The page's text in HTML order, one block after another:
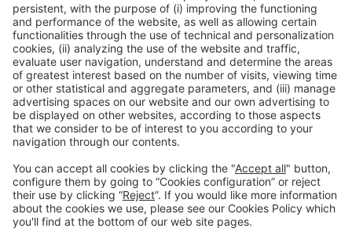
1 Juny
1 Juny, VIBRA+
Avís legal
Política de privacitat
Política de cookies
Contacte